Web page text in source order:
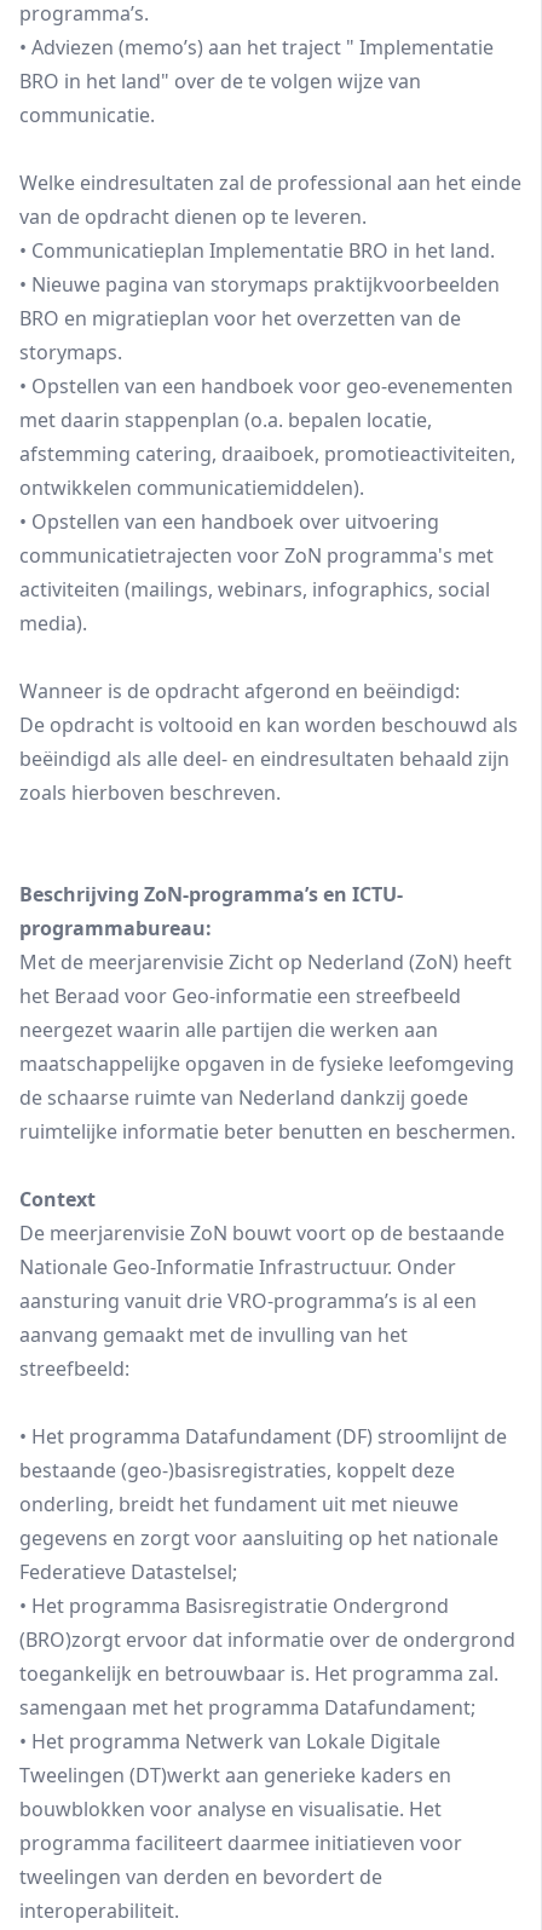
programma’s.
• Adviezen (memo’s) aan het traject " Implementatie
BRO in het land" over de te volgen wijze van
communicatie.
Welke eindresultaten zal de professional aan het einde
van de opdracht dienen op te leveren.
• Communicatieplan Implementatie BRO in het land.
• Nieuwe pagina van storymaps praktijkvoorbeelden
BRO en migratieplan voor het overzetten van de
storymaps.
• Opstellen van een handboek voor geo-evenementen
met daarin stappenplan (o.a. bepalen locatie,
afstemming catering, draaiboek, promotieactiviteiten,
ontwikkelen communicatiemiddelen).
• Opstellen van een handboek over uitvoering
communicatietrajecten voor ZoN programma's met
activiteiten (mailings, webinars, infographics, social
media).
Wanneer is de opdracht afgerond en beëindigd:
De opdracht is voltooid en kan worden beschouwd als
beëindigd als alle deel- en eindresultaten behaald zijn
zoals hierboven beschreven.
Beschrijving ZoN-programma’s en ICTU-
programmabureau:
Met de meerjarenvisie Zicht op Nederland (ZoN) heeft
het Beraad voor Geo-informatie een streefbeeld
neergezet waarin alle partijen die werken aan
maatschappelijke opgaven in de fysieke leefomgeving
de schaarse ruimte van Nederland dankzij goede
ruimtelijke informatie beter benutten en beschermen.
Context
De meerjarenvisie ZoN bouwt voort op de bestaande
Nationale Geo-Informatie Infrastructuur. Onder
aansturing vanuit drie VRO-programma’s is al een
aanvang gemaakt met de invulling van het
streefbeeld:
• Het programma Datafundament (DF) stroomlijnt de
bestaande (geo-)basisregistraties, koppelt deze
onderling, breidt het fundament uit met nieuwe
gegevens en zorgt voor aansluiting op het nationale
Federatieve Datastelsel;
• Het programma Basisregistratie Ondergrond
(BRO)zorgt ervoor dat informatie over de ondergrond
toegankelijk en betrouwbaar is. Het programma zal.
samengaan met het programma Datafundament;
• Het programma Netwerk van Lokale Digitale
Tweelingen (DT)werkt aan generieke kaders en
bouwblokken voor analyse en visualisatie. Het
programma faciliteert daarmee initiatieven voor
tweelingen van derden en bevordert de
interoperabiliteit.